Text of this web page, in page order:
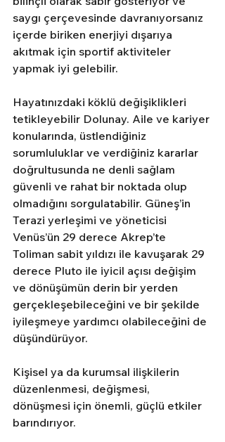
saygı çerçevesinde davranıyorsanız
içerde biriken enerjiyi dışarıya
akıtmak için sportif aktiviteler
yapmak iyi gelebilir.
Hayatınızdaki köklü değişiklikleri
tetikleyebilir Dolunay. Aile ve kariyer
konularında, üstlendiğiniz
sorumluluklar ve verdiğiniz kararlar
doğrultusunda ne denli sağlam
güvenli ve rahat bir noktada olup
olmadığını sorgulatabilir. Güneş’in
Terazi yerleşimi ve yöneticisi
Venüs’ün 29 derece Akrep’te
Toliman sabit yıldızı ile kavuşarak 29
derece Pluto ile iyicil açısı değişim
ve dönüşümün derin bir yerden
gerçekleşebileceğini ve bir şekilde
iyileşmeye yardımcı olabileceğini de
düşündürüyor.
Kişisel ya da kurumsal ilişkilerin
düzenlenmesi, değişmesi,
dönüşmesi için önemli, güçlü etkiler
barındırıyor.